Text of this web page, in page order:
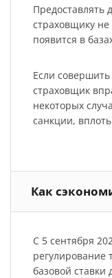
Предоставлять
страховщику
появится в
Если
страховщик
некоторых
санкции,
Как
С 5 сентября
базовой